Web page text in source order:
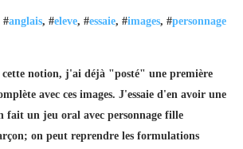
#anglais, #eleve, #essaie, #images, #personnage
notion, j'ai déjà "posté" une première
avec ces images. J'essaie d'en avoir une
fait un jeu oral avec personnage fille
on peut reprendre les formulations